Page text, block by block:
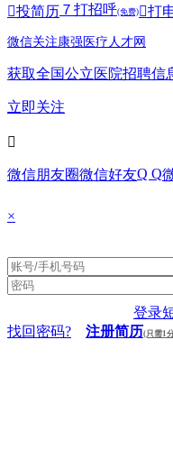
投简历 ７ 打招呼(免费) 打
微信关注康强医疗人才网
获取全国公立医院招聘信
立即关注

微信朋友圈微信好友Q Q
×
登录
找回密码? 注册简历(只需1